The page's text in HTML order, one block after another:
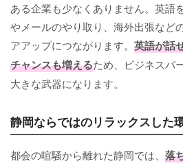
ある企業も少なくありません。英語
やメールのやり取り、海外出張など
アアップにつながります。 英語が話
チャンスも増えるため、ビジネスパ
大きな武器になります。
静岡ならではのリラックスした
都会の喧騒から離れた静岡では、 落